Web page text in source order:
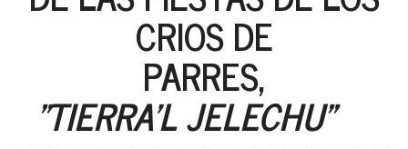
CRIOS DE
PARRES,
"TIERRA'L JELECHU"